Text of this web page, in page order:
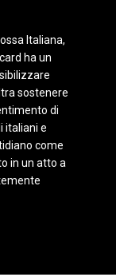
Italiana,
ha un
sostenere
di
italiani e
come
in un atto a